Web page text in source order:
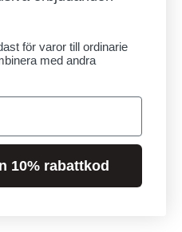
27 Stockholm
Alla rättigheter förbehållna.
för varor till ordinarie
med andra
10% rabattkod